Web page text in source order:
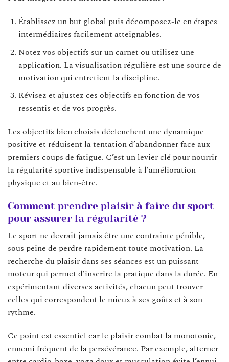
Établissez un but global puis décomposez-le en étapes
intermédiaires facilement atteignables.
Notez vos objectifs sur un carnet ou utilisez une
application. La visualisation régulière est une source de
motivation qui entretient la discipline.
Révisez et ajustez ces objectifs en fonction de vos
ressentis et de vos progrès.
Les objectifs bien choisis déclenchent une dynamique
positive et réduisent la tentation d’abandonner face aux
premiers coups de fatigue. C’est un levier clé pour nourrir
la régularité sportive indispensable à l’amélioration
physique et au bien-être.
Comment prendre plaisir à faire du sport
pour assurer la régularité ?
Le sport ne devrait jamais être une contrainte pénible,
sous peine de perdre rapidement toute motivation. La
recherche du plaisir dans ses séances est un puissant
moteur qui permet d’inscrire la pratique dans la durée. En
expérimentant diverses activités, chacun peut trouver
celles qui correspondent le mieux à ses goûts et à son
rythme.
Ce point est essentiel car le plaisir combat la monotonie,
ennemi fréquent de la persévérance. Par exemple, alterner